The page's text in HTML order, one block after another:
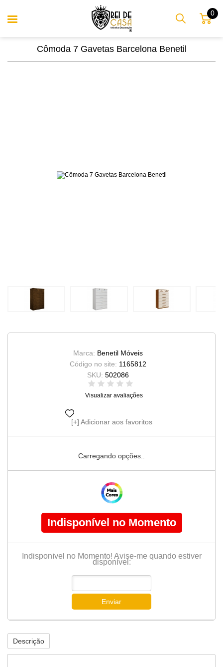
0
Cômoda 7 Gavetas Barcelona Benetil
Marca: Benetil Móveis
Código no site: 1165812
SKU: 502086
Visualizar avaliações
Adicionar aos favoritos
Carregando opções..
Indisponível no Momento
Indisponível no Momento! Avise-me quando estiver
disponível:
Enviar
Descrição